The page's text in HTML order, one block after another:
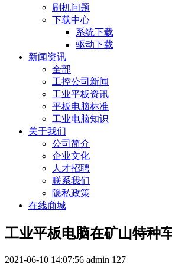
刷机问题
下载中心
系统下载
驱动下载
新闻资讯
全部
工控公司新闻
工业平板资讯
平板电脑标准
工业电脑知识
关于我们
公司简介
企业文化
人才招聘
联系我们
隐私政策
在线商城
工业平板电脑在矿山特种
2021-06-10 14:07:56 admin 127